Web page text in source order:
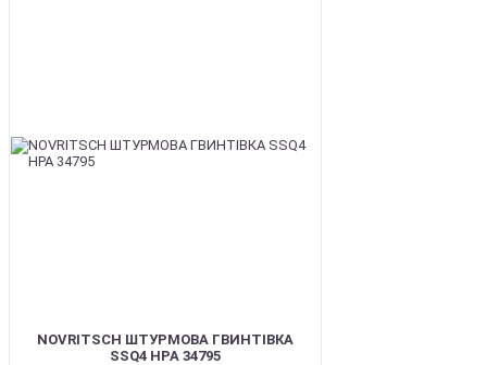
NOVRITSCH ШТУРМОВА ГВИНТІВКА
SSQ4 HPA 34795